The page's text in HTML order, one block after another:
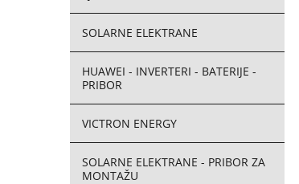
SOLARNE ELEKTRANE
HUAWEI - INVERTERI - BATERIJE -
PRIBOR
VICTRON ENERGY
SOLARNE ELEKTRANE - PRIBOR ZA
MONTAŽU